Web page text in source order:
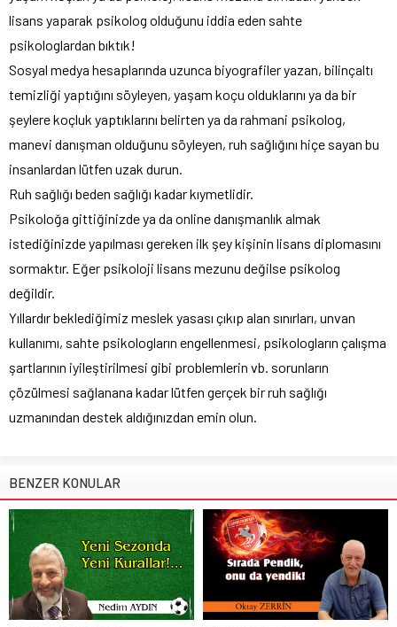
lisans yaparak psikolog olduğunu iddia eden sahte
psikologlardan bıktık!
Sosyal medya hesaplarında uzunca biyografiler yazan, bilinçaltı
temizliği yaptığını söyleyen, yaşam koçu olduklarını ya da bir
şeylere koçluk yaptıklarını belirten ya da rahmani psikolog,
manevi danışman olduğunu söyleyen, ruh sağlığını hiçe sayan bu
insanlardan lütfen uzak durun.
Ruh sağlığı beden sağlığı kadar kıymetlidir.
Psikoloğa gittiğinizde ya da online danışmanlık almak
istediğinizde yapılması gereken ilk şey kişinin lisans diplomasını
sormaktır. Eğer psikoloji lisans mezunu değilse psikolog
değildir.
Yıllardır beklediğimiz meslek yasası çıkıp alan sınırları, unvan
kullanımı, sahte psikologların engellenmesi, psikologların çalışma
şartlarının iyileştirilmesi gibi problemlerin vb. sorunların
çözülmesi sağlanana kadar lütfen gerçek bir ruh sağlığı
uzmanından destek aldığınızdan emin olun.
BENZER KONULAR